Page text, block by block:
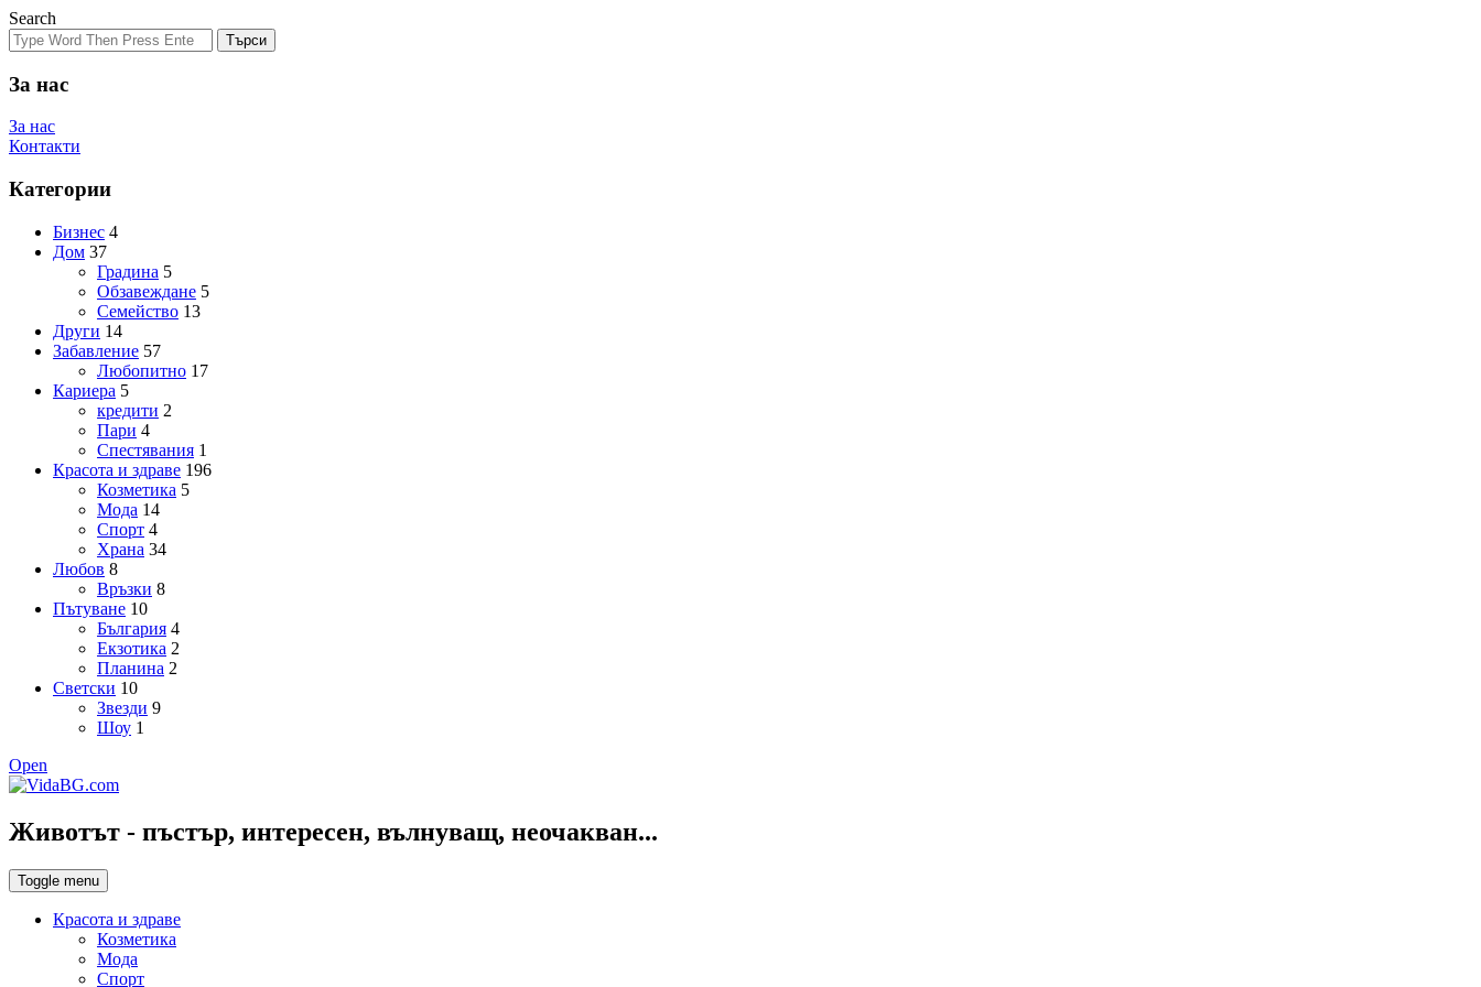
Search
Търси
За нас
За нас
Контакти
Категории
Бизнес 4
Дом 37
Градина 5
Обзавеждане 5
Семейство 13
Други 14
Забавление 57
Любопитно 17
Кариера 5
кредити 2
Пари 4
Спестявания 1
Красота и здраве 196
Козметика 5
Мода 14
Спорт 4
Храна 34
Любов 8
Връзки 8
Пътуване 10
България 4
Екзотика 2
Планина 2
Светски 10
Звезди 9
Шоу 1
Open
Животът - пъстър, интересен, вълнуващ, неочакван...
Toggle menu
Красота и здраве
Козметика
Мода
Спорт